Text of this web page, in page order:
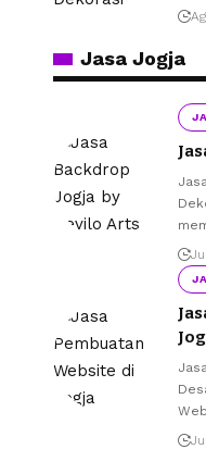
Jasa Jogja